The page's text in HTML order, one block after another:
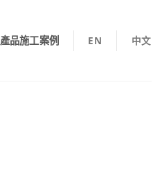
產品施工案例 EN 中文